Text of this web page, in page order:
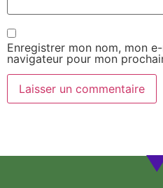
Enregistrer mon nom, mon
navigateur pour mon